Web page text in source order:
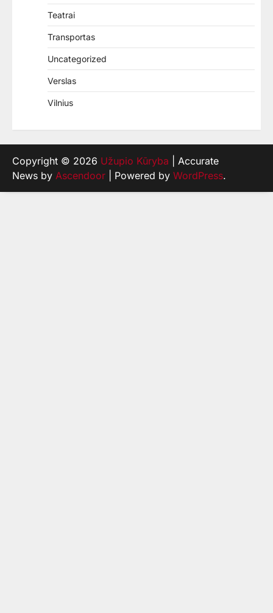
Teatrai
Transportas
Uncategorized
Verslas
Vilnius
Copyright © 2026 Užupio Kūryba | Accurate
News by Ascendoor | Powered by WordPress.